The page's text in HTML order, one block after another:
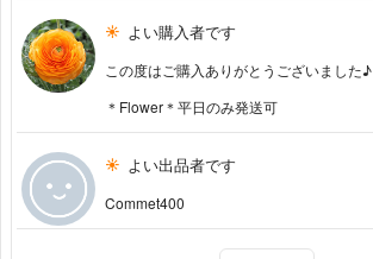
よい購入者です
この度はご購入ありがとうございました♪
＊Flower＊平日のみ発送可
よい出品者です
Commet400